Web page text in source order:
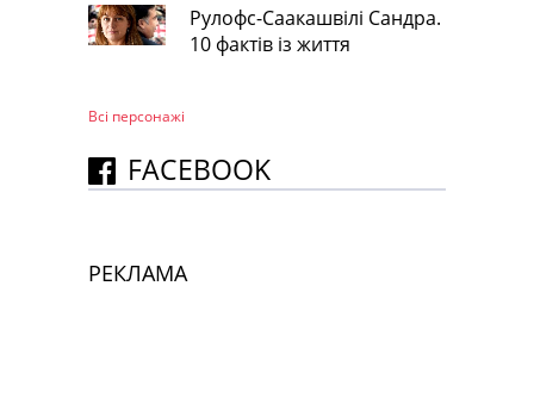
Рулофс-Саакашвілі Сандра.
10 фактів із життя
Всі персонажi
FACEBOOK
РЕКЛАМА